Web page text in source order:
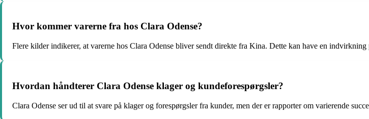
Hvor kommer varerne fra hos Clara Odense?
Flere kilder indikerer, at varerne hos Clara Odense bliver sendt direkte fra Kina. Dette kan have en
Hvordan håndterer Clara Odense klager og kundeforespørgsler?
Clara Odense ser ud til at svare på klager og forespørgsler fra kunder, men der er rapporter om varierende